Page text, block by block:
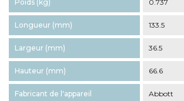
Poids (kg) 0.737
Longueur (mm) 133.5
Largeur (mm) 36.5
Hauteur (mm) 66.6
Fabricant de l'appareil Abbott